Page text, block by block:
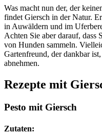
Was macht nun der, der
findet Giersch in der Natur.
in Auwäldern und im
Achten Sie aber darauf, dass
von Hunden sammeln.
Gartenfreund, der dankbar
abnehmen.
Rezepte mit
Pesto mit Giersch
Zutaten: